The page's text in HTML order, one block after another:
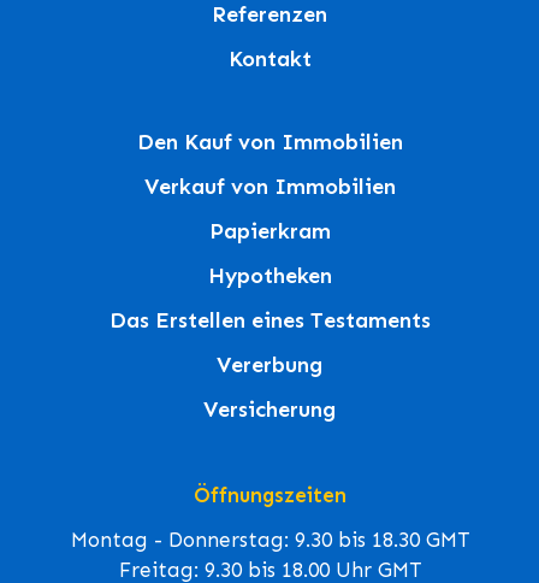
Referenzen
Kontakt
Den Kauf von Immobilien
Verkauf von Immobilien
Papierkram
Hypotheken
Das Erstellen eines Testaments
Vererbung
Versicherung
Öffnungszeiten
Montag - Donnerstag: 9.30 bis 18.30 GMT
Freitag: 9.30 bis 18.00 Uhr GMT